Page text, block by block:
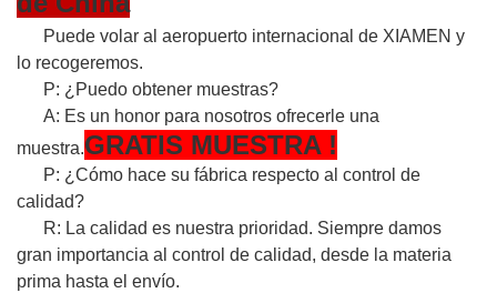
Puede volar al aeropuerto internacional de XIAMEN y
lo recogeremos.
P: ¿Puedo obtener muestras?
A: Es un honor para nosotros ofrecerle una
muestra.GRATIS MUESTRA!
P: ¿Cómo hace su fábrica respecto al control de
calidad?
R: La calidad es nuestra prioridad. Siempre damos
gran importancia al control de calidad, desde la materia
prima hasta el envío.